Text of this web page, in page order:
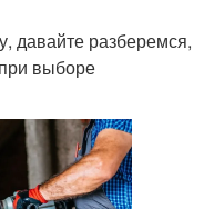
давайте разберемся,
выборе